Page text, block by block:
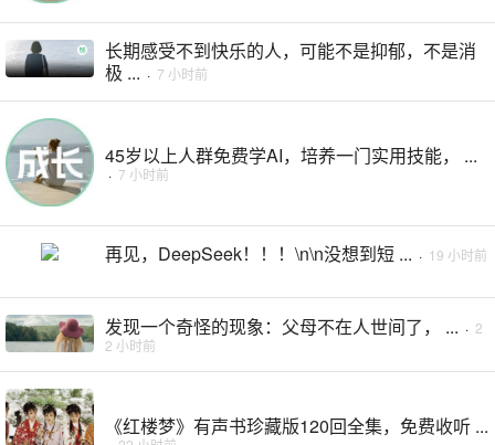
长期感受不到快乐的人，可能不是抑郁，不是消
极 ... · 7 小时前
45岁以上人群免费学AI，培养一门实用技能， ...
· 7 小时前
再见，DeepSeek！！！\n\n没想到短 ... · 19 小时前
发现一个奇怪的现象：父母不在人世间了， ... · 2
2 小时前
《红楼梦》有声书珍藏版120回全集，免费收听 ...